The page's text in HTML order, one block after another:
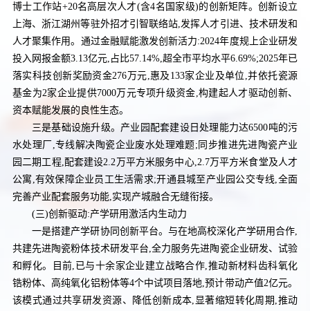
博士工作站+20名高层次人才(含4名国家级)的创新矩阵。创新设立
上海、浙江湖州等驻外招才引智联络站,发挥人才引进、技术研发和
人才聚集作用。通过金融赋能激发创新活力:2024年度规上企业研发
投入网报金额3.13亿元,占比57.14%,超全市平均水平6.69%;2025年已
落实科技创新奖励资金276万元,惠及133家企业及单位,并依托瓷源
基金为2家企业提供7000万元专项升级资金,构建起人才驱动创新、
资本赋能发展的良性生态。
三是基础设施升级。产业园配套建设日处理能力达6500吨的污
水处理厂,专线解决陶瓷企业废水处理难题;同步推进先进陶瓷产业
园二期工程,配套建设2.2万平方米服务中心,2.7万平方米食堂及人才
公寓,有效保障企业员工生活需求;开通县城至产业园公交专线,全面
完善产业配套服务功能,实现产城融合无缝衔接。
(三)创新驱动:产学研用激活内生动力
一是搭建产学研协同创新平台。与在地高校深化产学研用合作,
共建先进陶瓷粉体技术研发平台,全力服务先进陶瓷企业研发、试验
和孵化。目前,已与十余家企业建立战略合作,推动新材料齿科氧化
锆粉体、高纯氧化铝粉体等4个中试项目落地,预计带动产值2亿元。
该模式通过共享研发资源、降低创新成本,显著缩短转化周期,推动